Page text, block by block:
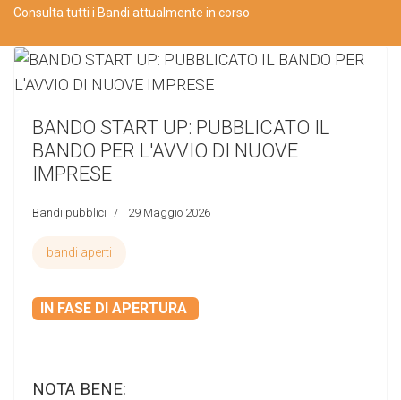
Consulta tutti i Bandi attualmente in corso
BANDO START UP: PUBBLICATO IL
BANDO PER L'AVVIO DI NUOVE
IMPRESE
Bandi pubblici 29 Maggio 2026
bandi aperti
IN FASE DI APERTURA
NOTA BENE: